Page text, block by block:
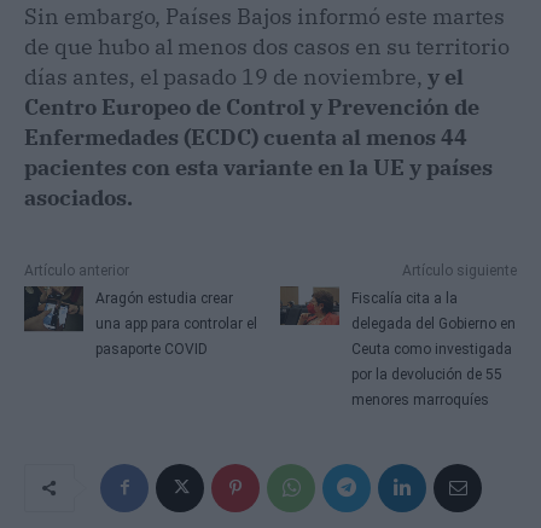
Sin embargo, Países Bajos informó este martes
de que hubo al menos dos casos en su territorio
días antes, el pasado 19 de noviembre, y el
Centro Europeo de Control y Prevención de
Enfermedades (ECDC) cuenta al menos 44
pacientes con esta variante en la UE y países
asociados.
Artículo anterior
Aragón estudia crear
una app para controlar el
pasaporte COVID
Artículo siguiente
Fiscalía cita a la
delegada del Gobierno en
Ceuta como investigada
por la devolución de 55
menores marroquíes